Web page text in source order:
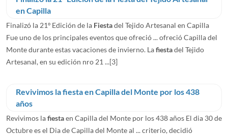
en Capilla
Finalizó la 21º Edición de la Fiestadel Tejido Artesanal en Capilla
Fue uno de los principales eventos que ofreció ... ofreció Capilla del
Monte durante estas vacaciones de invierno. Lafiestadel Tejido
Artesanal, en su edición nro 21 ...[3]
Revivimos la fiesta en Capilla del Monte por los 438
años
Revivimos lafiestaen Capilla del Monte por los 438 años El dia 30 de
Octubre es el Dia de Capilla del Monte al ... criterio, decidió